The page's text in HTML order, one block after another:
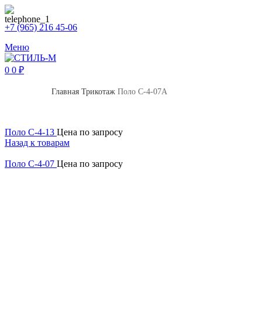
+7 (965) 216 45-06
Меню
0 0 ₽
Главная Трикотаж Поло С-4-07А
Поло С-4-13 Цена по запросу
Назад к товарам
Поло С-4-07 Цена по запросу